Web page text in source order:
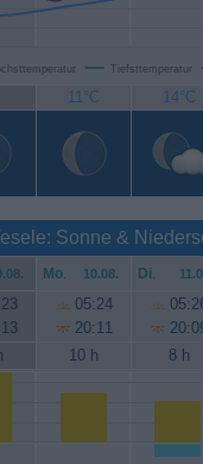
Tiefsttemperatur
11°C 14°C
Sonne &
Mo. 10.08. Di.
05:24
20:11
10 h 8 h